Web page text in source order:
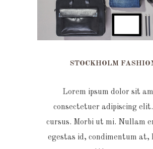
STOCKHOLM
Lorem ipsum dolor sit
consectetuer adipiscing
cursus. Morbi ut mi. Nullam
egestas id, condimentum at,